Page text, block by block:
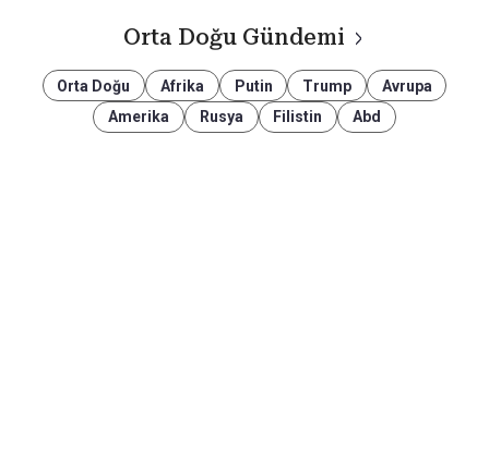
Orta Doğu Gündemi
Orta Doğu Afrika Putin Trump
Avrupa
Amerika
Rusya Filistin Abd